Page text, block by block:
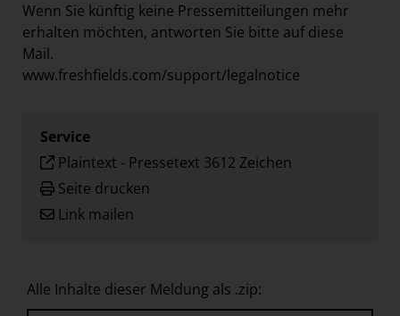
Wenn Sie künftig keine Pressemitteilungen mehr
erhalten möchten, antworten Sie bitte auf diese
Mail.
www.freshfields.com/support/legalnotice
Service
Plaintext - Pressetext 3612 Zeichen
Seite drucken
Link mailen
Alle Inhalte dieser Meldung als .zip: